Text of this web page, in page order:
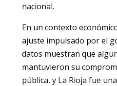
nacional.
En un contexto
ajuste impulsado por el
datos muestran que
mantuvieron su
pública, y La Rioja fue